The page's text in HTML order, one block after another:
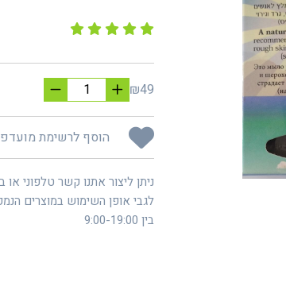
₪49
הוסף לרשימת
לגבי אופן השימוש במוצרים
בין 9:00-19:00